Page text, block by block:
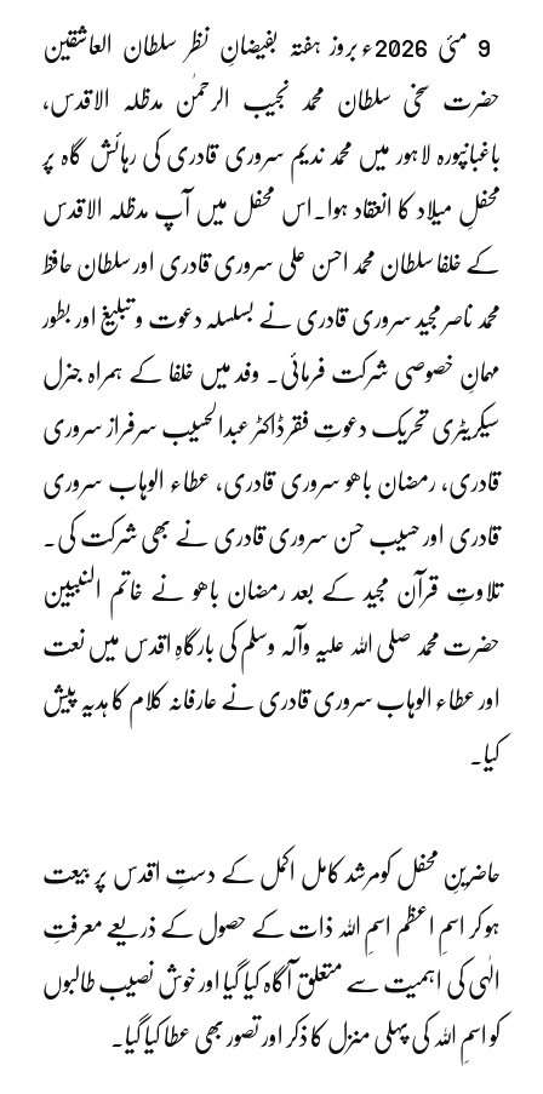
9 مئی 2026ء بروز ہفتہ بفیضانِ نظر سلطان العاشقین
حضرت سخی سلطان محمد نجیب الرحمٰن مدظلہ الاقدس،
باغبانپورہ لاہور میں محمد ندیم سروری قادری کی رہائش گاہ پر
محفلِ میلاد کا انعقاد ہوا۔اس محفل میں آپ مدظلہ الاقدس
کے خلفا سلطان محمد احسن علی سروری قادری اور سلطان حافظ
محمد ناصر مجید سروری قادری نے بسلسلہ دعوت و تبلیغ اور بطور
مہمانِ خصوصی شرکت فرمائی۔ وفد میں خلفا کے ہمراہ جنرل
سیکریٹری تحریک دعوتِ فقر ڈاکٹر عبدالحسیب سرفراز سروری
قادری، رمضان باھو سروری قادری، عطاء الوہاب سروری
قادری اور حسیب حسن سروری قادری نے بھی شرکت کی۔
تلاوتِ قرآن مجید کے بعد رمضان باھو نے خاتم النبیین
حضرت محمد صلی اللہ علیہ وآلہ وسلم کی بارگاہِ اقدس میں نعت
اور عطاء الوہاب سروری قادری نے عارفانہ کلام کا ہدیہ پیش
کیا۔
حاضرینِ محفل کومرشد کامل اکمل کے دستِ اقدس پر بیعت
ہو کر اسمِ اعظم اسمِ اللہ ذات کے حصول کے ذریعے معرفتِ
الٰہی کی اہمیت سے متعلق آگاہ کیا گیا اور خوش نصیب طالبوں
کو اسمِ اللہ کی پہلی منزل کا ذکر اور تصور بھی عطا کیا گیا۔